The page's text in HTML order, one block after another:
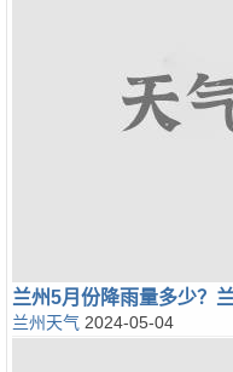
兰州5月份降雨量多少？
兰州天气 2024-05-04